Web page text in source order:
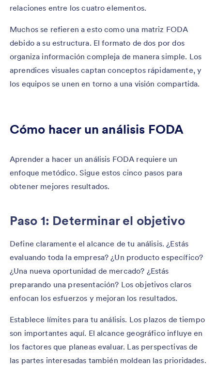
relaciones entre los cuatro elementos.
Muchos se refieren a esto como una matriz FODA
debido a su estructura. El formato de dos por dos
organiza información compleja de manera simple. Los
aprendices visuales captan conceptos rápidamente, y
los equipos se unen en torno a una visión compartida.
Cómo hacer un análisis FODA
Aprender a hacer un análisis FODA requiere un
enfoque metódico. Sigue estos cinco pasos para
obtener mejores resultados.
Paso 1: Determinar el objetivo
Define claramente el alcance de tu análisis. ¿Estás
evaluando toda la empresa? ¿Un producto específico?
¿Una nueva oportunidad de mercado? ¿Estás
preparando una presentación? Los objetivos claros
enfocan los esfuerzos y mejoran los resultados.
Establece límites para tu análisis. Los plazos de tiempo
son importantes aquí. El alcance geográfico influye en
los factores que planeas evaluar. Las perspectivas de
las partes interesadas también moldean las prioridades.